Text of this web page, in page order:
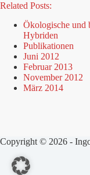
Related Posts:
Ökologische und
Hybriden
Publikationen
Juni 2012
Februar 2013
November 2012
März 2014
Copyright © 2026 -